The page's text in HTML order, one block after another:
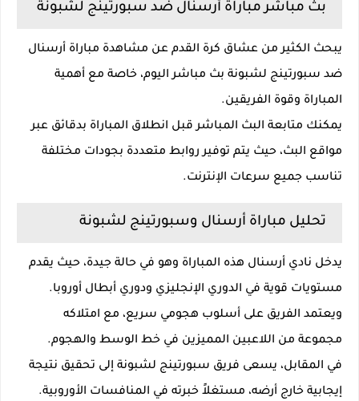
بث مباشر مباراة أرسنال ضد سبورتينج لشبونة
يبحث الكثير من عشاق كرة القدم عن مشاهدة مباراة أرسنال
ضد سبورتينج لشبونة بث مباشر اليوم، خاصة مع أهمية
المباراة وقوة الفريقين.
يمكنك متابعة البث المباشر قبل انطلاق المباراة بدقائق عبر
مواقع البث، حيث يتم توفير روابط متعددة بجودات مختلفة
تناسب جميع سرعات الإنترنت.
تحليل مباراة أرسنال وسبورتينج لشبونة
يدخل نادي أرسنال هذه المباراة وهو في حالة جيدة، حيث يقدم
مستويات قوية في الدوري الإنجليزي ودوري أبطال أوروبا.
ويعتمد الفريق على أسلوب هجومي سريع، مع امتلاكه
مجموعة من اللاعبين المميزين في خط الوسط والهجوم.
في المقابل، يسعى فريق سبورتينج لشبونة إلى تحقيق نتيجة
إيجابية خارج أرضه، مستغلاً خبرته في المنافسات الأوروبية.